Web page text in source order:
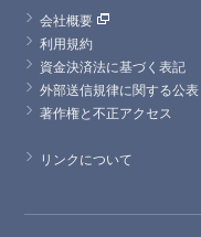
会社概要
利用規約
資金決済法に基づく表記
外部送信規律に関する公表
著作権と不正アクセス
リンクについて